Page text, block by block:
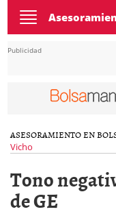
Toggle
navigation
Publicidad
ASESORAMIENTO EN
Vicho
Tono
de GE